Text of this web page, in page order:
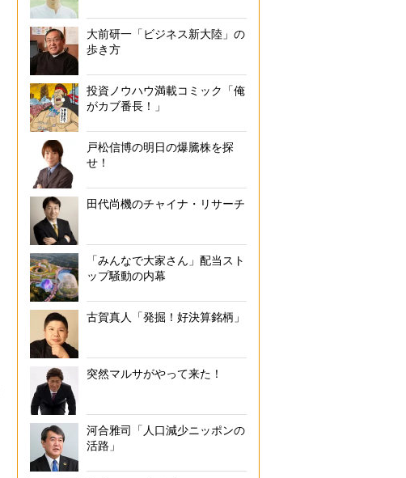
大前研一「ビジネス新大陸」の
歩き方
投資ノウハウ満載コミック「俺
がカブ番長！」
戸松信博の明日の爆騰株を探
せ！
田代尚機のチャイナ・リサーチ
「みんなで大家さん」配当スト
ップ騒動の内幕
古賀真人「発掘！好決算銘柄」
突然マルサがやって来た！
河合雅司「人口減少ニッポンの
活路」